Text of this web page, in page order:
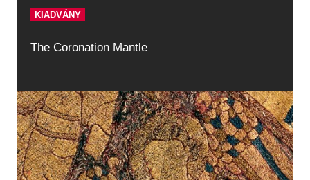
KIADVÁNY
The Coronation Mantle